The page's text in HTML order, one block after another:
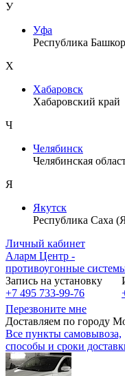
У
Уфа
Республика
Х
Хабаровск
Хабаровский край
Ч
Челябинск
Челябинская
Я
Якутск
Республика Саха
Личный кабинет
Аларм Центр -
противоугонные
Запись на установку
+7 495 733-99-76
Перезвоните мне
Доставляем по городу
Все пункты самовывоза,
способы и сроки